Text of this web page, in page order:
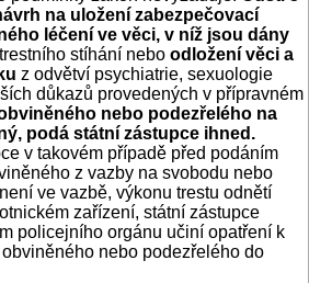
na uložení zabezpečovací
léčení ve věci, v níž jsou dány
stíhání nebo odložení věci a
z odvětví psychiatrie, sexuologie
důkazů provedených v přípravném
nebo podezřelého na
podá státní zástupce ihned.
v takovém případě před podáním
z vazby na svobodu nebo
není ve vazbě, výkonu trestu odnětí
zařízení, státní zástupce
policejního orgánu učiní opatření k
nebo podezřelého do